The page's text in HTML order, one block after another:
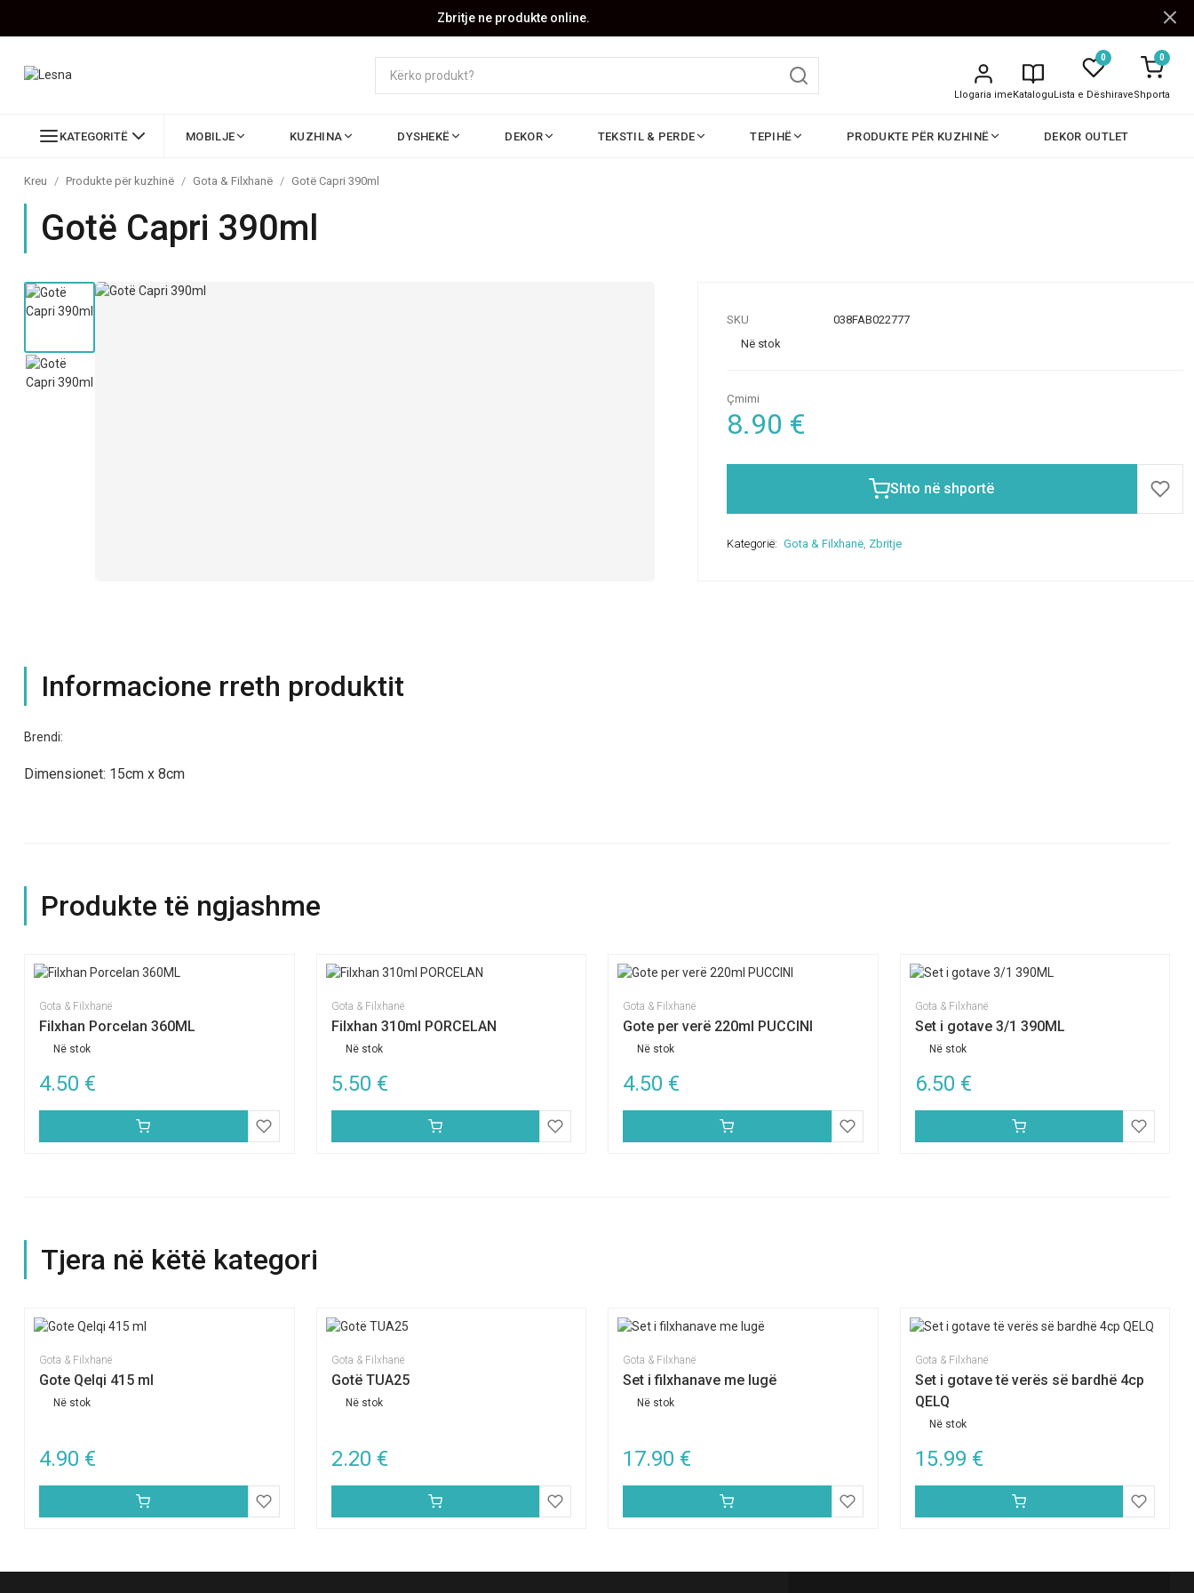
Zbritje ne produkte online.
Llogaria imeKatalogu
0
Lista e Dëshirave
0
Shporta
KATEGORITË MOBILJE KUZHINA DYSHEKË DEKOR TEKSTIL & PERDE TEPIHË PRODUKTE PËR KUZHINË DEKOR OUTLET
Kreu / Produkte për kuzhinë / Gota & Filxhanë / Gotë Capri 390ml
Gotë Capri 390ml
SKU
038FAB022777
Në stok
Çmimi
8.90 €
Shto në shportë
Kategorië: Gota & Filxhanë, Zbritje
Informacione rreth produktit
Brendi:
Dimensionet: 15cm x 8cm
Produkte të ngjashme
Gota & Filxhanë
Filxhan Porcelan 360ML
Në stok
4.50 €
Gota & Filxhanë
Filxhan 310ml PORCELAN
Në stok
5.50 €
Gota & Filxhanë
Gote per verë 220ml PUCCINI
Në stok
4.50 €
Gota & Filxhanë
Set i gotave 3/1 390ML
Në stok
6.50 €
Tjera në këtë kategori
Gota & Filxhanë
Gote Qelqi 415 ml
Në stok
4.90 €
Gota & Filxhanë
Gotë TUA25
Në stok
2.20 €
Gota & Filxhanë
Set i filxhanave me lugë
Në stok
17.90 €
Gota & Filxhanë
Set i gotave të verës së bardhë 4cp
QELQ
Në stok
15.99 €